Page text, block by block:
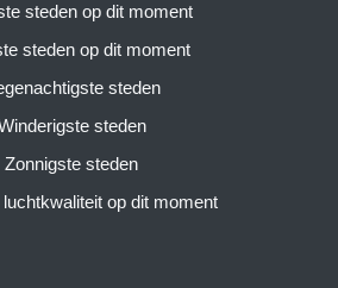
steden op dit moment
steden op dit moment
steden
steden
Zonnigste steden
op dit moment